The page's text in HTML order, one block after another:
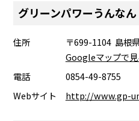
グリーンパワーうんなん
住所
〒699-1104 島根
Googleマップで見
電話
0854-49-8755
Webサイト
http://www.gp-